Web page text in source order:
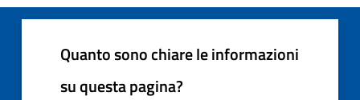
Quanto sono chiare le informazioni
su questa pagina?